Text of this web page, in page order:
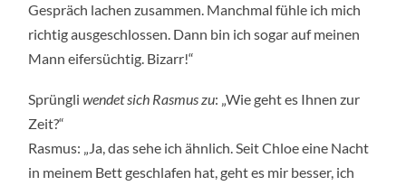
Gespräch lachen zusammen. Manchmal fühle ich mich
richtig ausgeschlossen. Dann bin ich sogar auf meinen
Mann eifersüchtig. Bizarr!“
Sprüngliwendet sich Rasmus zu: „Wie geht es Ihnen zur
Zeit?“
Rasmus: „Ja, das sehe ich ähnlich. Seit Chloe eine Nacht
in meinem Bett geschlafen hat, geht es mir besser, ich